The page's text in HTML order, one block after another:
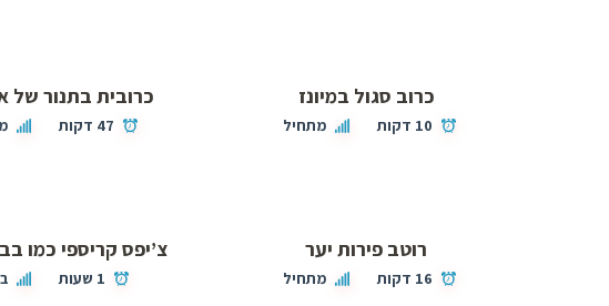
כרוב סגול במיונז
10 דקות מתחיל
כרובית בתנור של
47 דקות
רוטב פירות יער
16 דקות מתחיל
צ’יפס קריספי כמו
1 שעות